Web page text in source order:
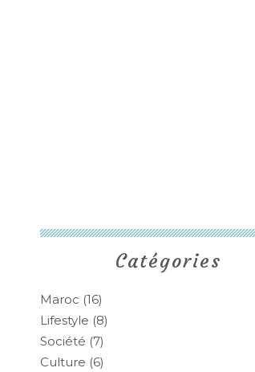
Catégories
Maroc (16)
Lifestyle (8)
Société (7)
Culture (6)